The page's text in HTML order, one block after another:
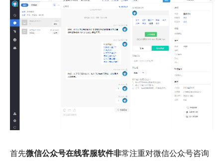
首先微信公众号在线客服软件非常注重对微信公众号咨询